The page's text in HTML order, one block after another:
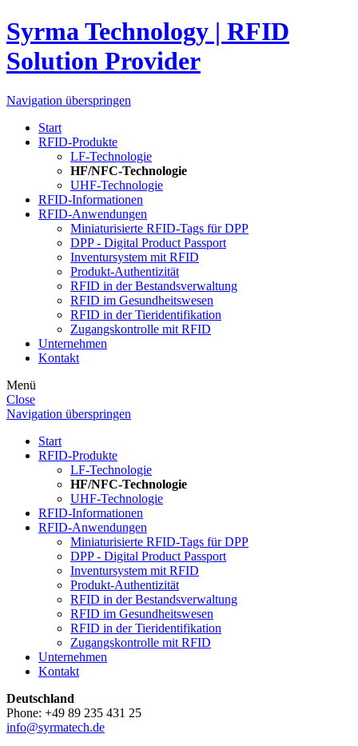
Syrma Technology | RFID
Solution Provider
Navigation überspringen
Start
RFID-Produkte
LF-Technologie
HF/NFC-Technologie
UHF-Technologie
RFID-Informationen
RFID-Anwendungen
Miniaturisierte RFID-Tags für DPP
DPP - Digital Product Passport
Inventursystem mit RFID
Produkt-Authentizität
RFID in der Bestandsverwaltung
RFID im Gesundheitswesen
RFID in der Tieridentifikation
Zugangskontrolle mit RFID
Unternehmen
Kontakt
Menü
Close
Navigation überspringen
Start
RFID-Produkte
LF-Technologie
HF/NFC-Technologie
UHF-Technologie
RFID-Informationen
RFID-Anwendungen
Miniaturisierte RFID-Tags für DPP
DPP - Digital Product Passport
Inventursystem mit RFID
Produkt-Authentizität
RFID in der Bestandsverwaltung
RFID im Gesundheitswesen
RFID in der Tieridentifikation
Zugangskontrolle mit RFID
Unternehmen
Kontakt
Deutschland
Phone: +49 89 235 431 25
info@syrmatech.de